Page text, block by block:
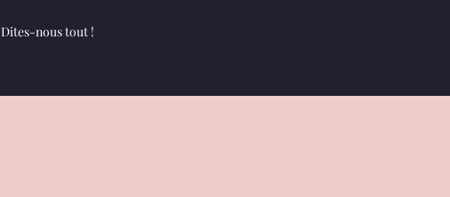
Dites-nous tout !